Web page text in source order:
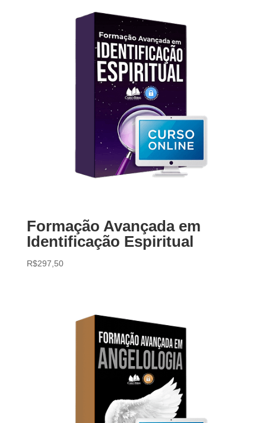
Formação Avançada em
Identificação Espiritual
R$297,50